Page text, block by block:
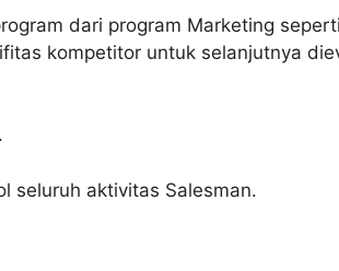
dari program Marketing
kompetitor untuk selanjutnya
seluruh aktivitas Salesman.